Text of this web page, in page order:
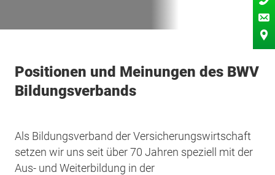
Positionen und Meinungen des BWV
Bildungsverbands
Als Bildungsverband der Versicherungswirtschaft
setzen wir uns seit über 70 Jahren speziell mit der
Aus- und Weiterbildung in der